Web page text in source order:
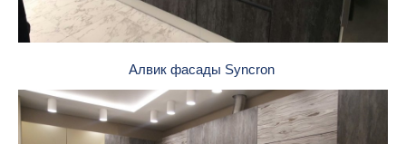
Алвик фасады Syncron